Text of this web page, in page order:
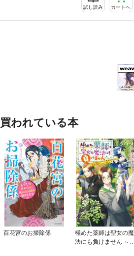
試し読み カートへ
われている本
百花宮のお掃除係
極めた薬師は聖女の魔
法にも負けません ～コ